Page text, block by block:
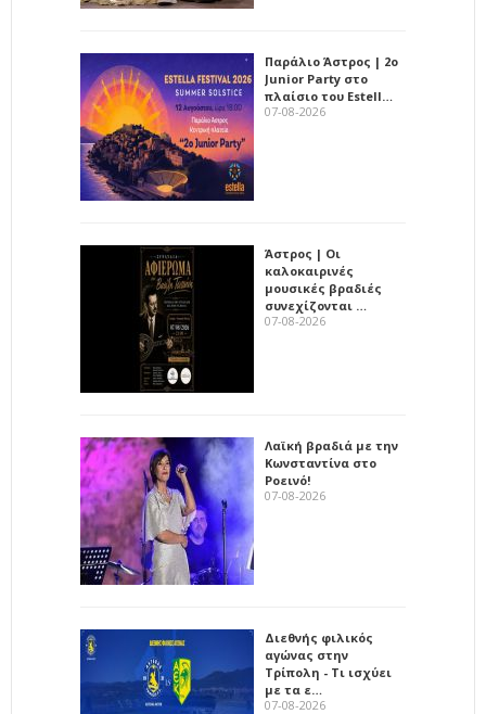
Παράλιο Άστρος | 2ο
Junior Party στο
πλαίσιο του Estell…
07-08-2026
Άστρος | Οι
καλοκαιρινές
μουσικές βραδιές
συνεχίζονται …
07-08-2026
Λαϊκή βραδιά με την
Κωνσταντίνα στο
Ροεινό!
07-08-2026
Διεθνής φιλικός
αγώνας στην
Τρίπολη - Τι ισχύει
με τα ε…
07-08-2026